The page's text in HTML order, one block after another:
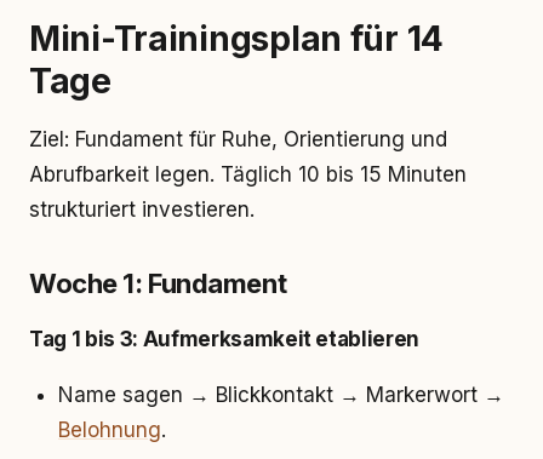
Mini-Trainingsplan für 14
Tage
Ziel: Fundament für Ruhe, Orientierung und
Abrufbarkeit legen. Täglich 10 bis 15 Minuten
strukturiert investieren.
Woche 1: Fundament
Tag 1 bis 3: Aufmerksamkeit etablieren
Name sagen → Blickkontakt → Markerwort →
Belohnung.